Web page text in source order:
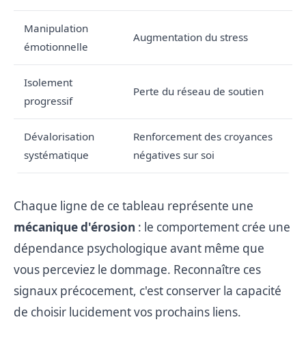
Manipulation
émotionnelle
Augmentation du stress
Isolement
progressif
Perte du réseau de soutien
Dévalorisation
systématique
Renforcement des croyances
négatives sur soi
Chaque ligne de ce tableau représente une
mécanique d'érosion : le comportement crée une
dépendance psychologique avant même que
vous perceviez le dommage. Reconnaître ces
signaux précocement, c'est conserver la capacité
de choisir lucidement vos prochains liens.